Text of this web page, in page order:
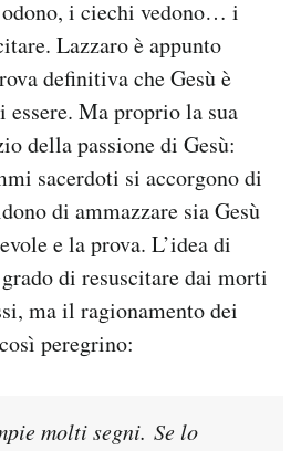
i ciechi vedono… i
Lazzaro è appunto
definitiva che Gesù è
Ma proprio la sua
della passione di Gesù:
sacerdoti si accorgono di
di ammazzare sia Gesù
e la prova. L’idea di
di resuscitare dai morti
ma il ragionamento dei
peregrino:
molti segni. Se lo